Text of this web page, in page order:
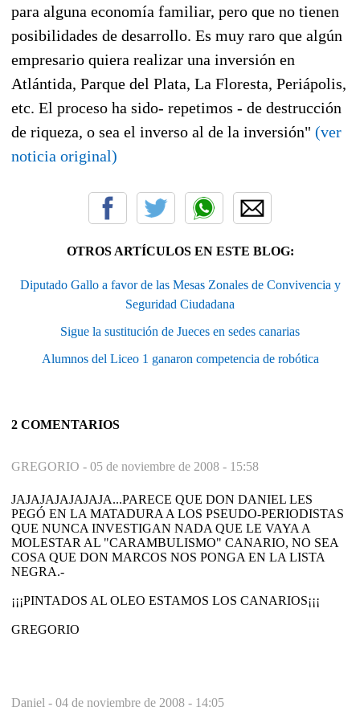
para alguna economía familiar, pero que no tienen
posibilidades de desarrollo. Es muy raro que algún
empresario quiera realizar una inversión en
Atlántida, Parque del Plata, La Floresta, Periápolis,
etc. El proceso ha sido- repetimos - de destrucción
de riqueza, o sea el inverso al de la inversión" (ver
noticia original)
OTROS ARTÍCULOS EN ESTE BLOG:
Diputado Gallo a favor de las Mesas Zonales de Convivencia y
Seguridad Ciudadana
Sigue la sustitución de Jueces en sedes canarias
Alumnos del Liceo 1 ganaron competencia de robótica
2 COMENTARIOS
GREGORIO - 05 de noviembre de 2008 - 15:58
JAJAJAJAJAJAJA...PARECE QUE DON DANIEL LES
PEGÓ EN LA MATADURA A LOS PSEUDO-PERIODISTAS
QUE NUNCA INVESTIGAN NADA QUE LE VAYA A
MOLESTAR AL "CARAMBULISMO" CANARIO, NO SEA
COSA QUE DON MARCOS NOS PONGA EN LA LISTA
NEGRA.-
¡¡¡PINTADOS AL OLEO ESTAMOS LOS CANARIOS¡¡¡
GREGORIO
Daniel - 04 de noviembre de 2008 - 14:05